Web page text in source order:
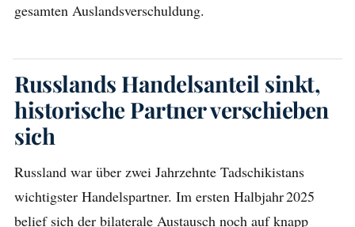
gesamten Auslands­verschuldung.
Russlands Handelsanteil sinkt,
historische Partner verschieben
sich
Russland war über zwei Jahrzehnte Tadschikistans
wichtigster Handelspartner. Im ersten Halbjahr 2025
belief sich der bilaterale Austausch noch auf knapp